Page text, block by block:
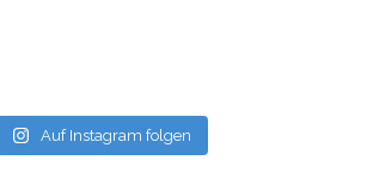
Auf Instagram folgen